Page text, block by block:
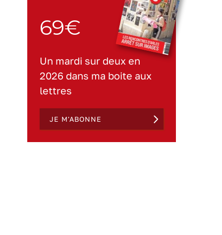
69€
Un mardi sur deux en
2026 dans ma boite aux
lettres
JE M'ABONNE